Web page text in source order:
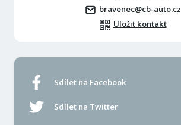
bravenec@cb-auto.cz
Uložit kontakt
Sdílet na Facebook
Sdílet na Twitter